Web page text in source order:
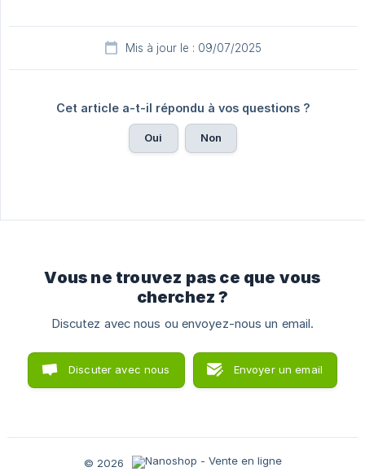
Mis à jour le : 09/07/2025
Cet article a-t-il répondu à vos questions ?
Oui Non
Vous ne trouvez pas ce que vous
cherchez ?
Discutez avec nous ou envoyez-nous un email.
Discuter avec nous Envoyer un email
© 2026